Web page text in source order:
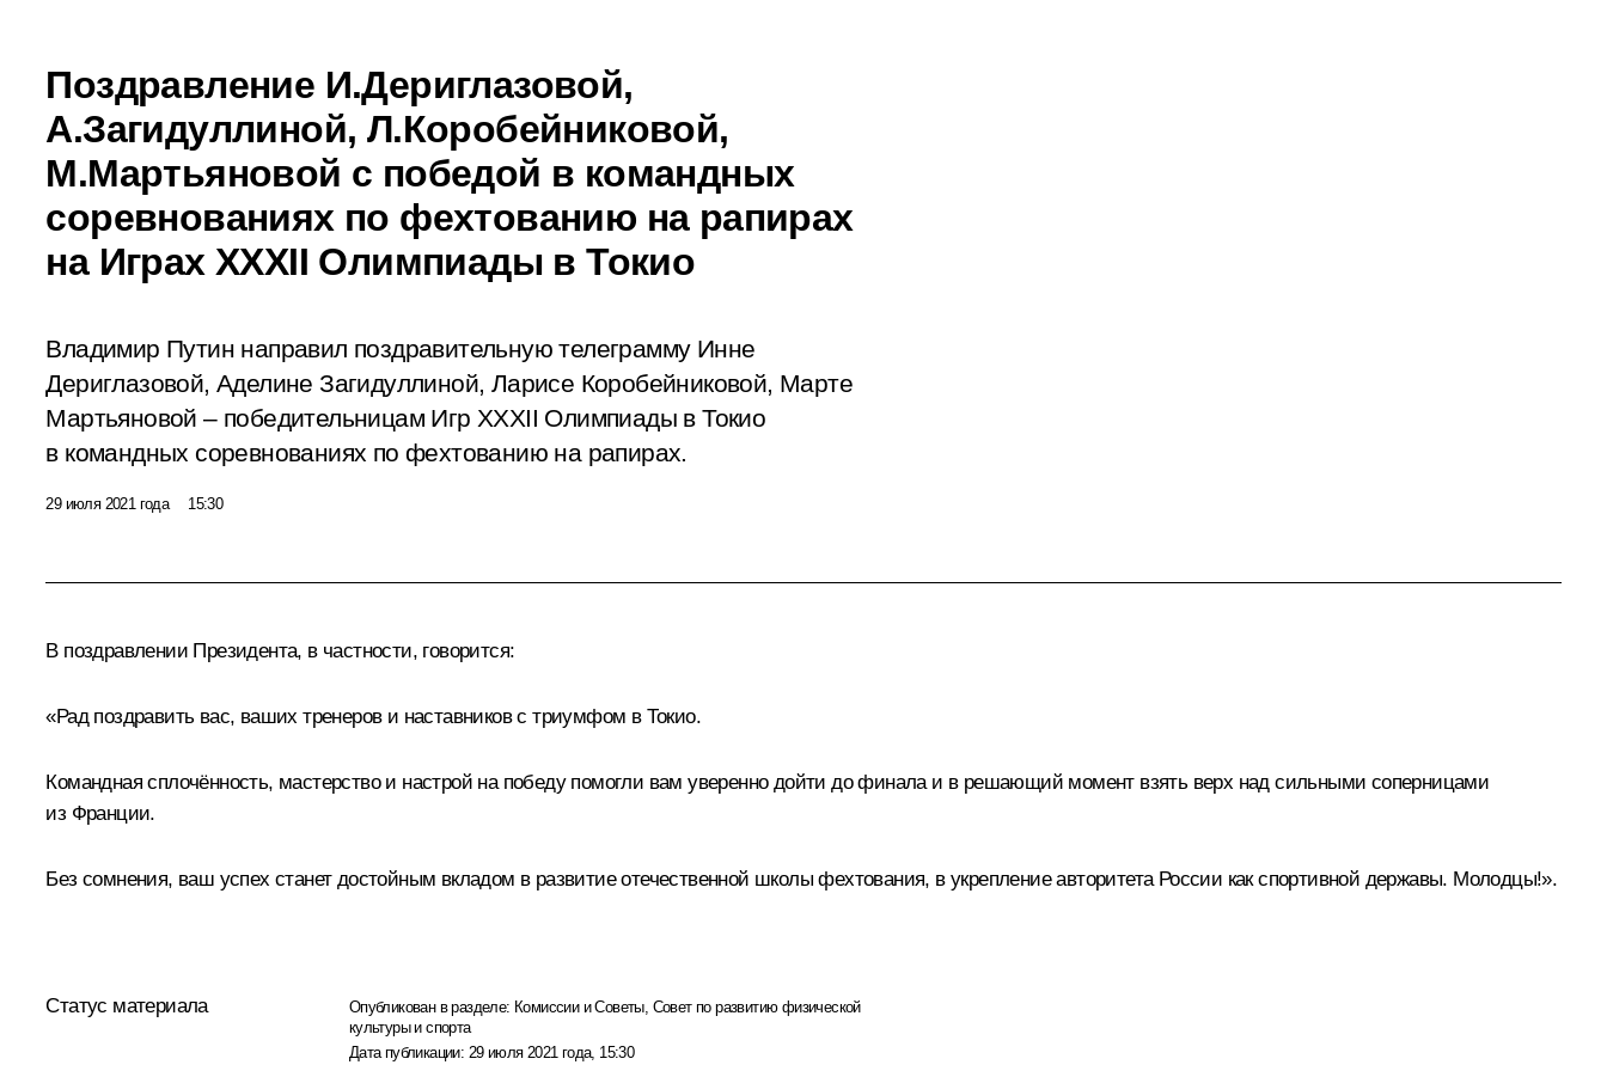
Поздравление И.Дериглазовой,
А.Загидуллиной, Л.Коробейниковой,
М.Мартьяновой с победой в командных
соревнованиях по фехтованию на рапирах
на Играх XXXII Олимпиады в Токио
Владимир Путин направил поздравительную телеграмму Инне
Дериглазовой, Аделине Загидуллиной, Ларисе Коробейниковой, Марте
Мартьяновой – победительницам Игр XXXII Олимпиады в Токио
в командных соревнованиях по фехтованию на рапирах.
29 июля 2021 года 15:30
В поздравлении Президента, в частности, говорится:
«Рад поздравить вас, ваших тренеров и наставников с триумфом в Токио.
Командная сплочённость, мастерство и настрой на победу помогли вам уверенно дойти до финала и в решающий момент взять верх над сильными соперницами
из Франции.
Без сомнения, ваш успех станет достойным вкладом в развитие отечественной школы фехтования, в укрепление авторитета России как спортивной державы. Молодцы!».
Статус материала Опубликован в разделе: Комиссии и Советы, Совет по развитию физической
культуры и спорта
Дата публикации: 29 июля 2021 года, 15:30